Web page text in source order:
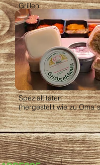
Grillen
Spezialtitäten
(hergestellt wie zu